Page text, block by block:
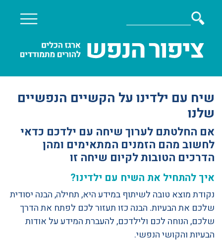
שיח עם ילדינו על הקשיים הנפשיים
שלנו
אם החלטתם לערוך שיחה עם ילדכם כדאי
לחשוב מהם הזמנים המתאימים ומהן
הדרכים הטובות לקיום שיחה זו
איך להתחיל את השיח עם ילדינו?
נקודת מוצא טובה לשיתוף במידע היא, תחילה, הבנה יסודית
שלכם את הבעיות. הבנה כזו תעזור לכם לפתח את הדרך
שלכם, הנוחה לכם ולילדכם, להעברת המידע על אודות
הבעיות והקושי הנפשי.